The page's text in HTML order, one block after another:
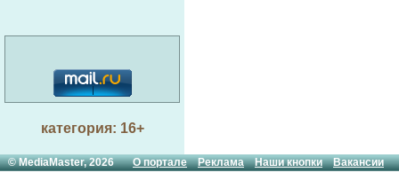
категория: 16+
© MediaMaster, 2026О портале Реклама Наши кнопки Вакансии